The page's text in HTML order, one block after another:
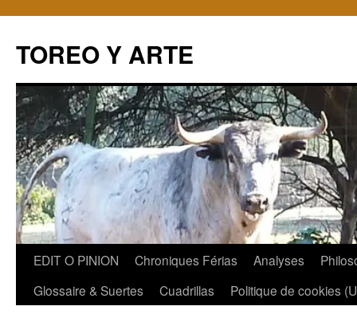
TOREO Y ARTE
Aller
EDIT O PINION Chroniques Férias Analyses
Glossaire & Suertes
Cuadrillas Politique de cookies